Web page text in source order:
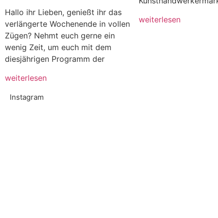
Hallo ihr Lieben, genießt ihr das
verlängerte Wochenende in vollen
Zügen? Nehmt euch gerne ein
wenig Zeit, um euch mit dem
diesjährigen Programm der
weiterlesen
weiterlesen
Instagram